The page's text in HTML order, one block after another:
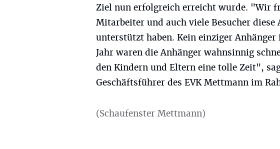
Ziel nun erfolgreich erreicht wurde. "Wir
Mitarbeiter und auch viele Besucher
unterstützt haben. Kein einziger
Jahr waren die Anhänger wahnsinnig
den Kindern und Eltern eine tolle Zeit",
Geschäftsführer des EVK Mettmann im
(Schaufenster Mettmann)